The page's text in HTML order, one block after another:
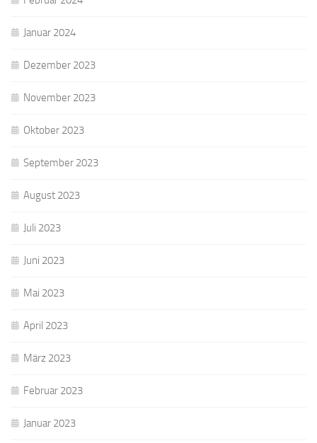
Januar 2024
Dezember 2023
November 2023
Oktober 2023
September 2023
August 2023
Juli 2023
Juni 2023
Mai 2023
April 2023
März 2023
Februar 2023
Januar 2023